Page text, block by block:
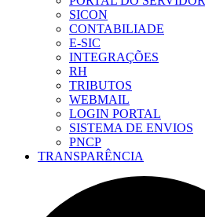
SICON
CONTABILIADE
E-SIC
INTEGRAÇÕES
RH
TRIBUTOS
WEBMAIL
LOGIN PORTAL
SISTEMA DE ENVIOS
PNCP
TRANSPARÊNCIA